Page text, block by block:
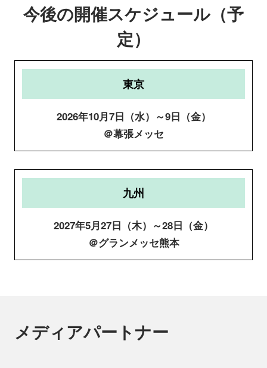
今後の開催スケジュール（予
定）
東京
2026年10月7日（水）～9日（金）
＠幕張メッセ
九州
2027年5月27日（木）～28日（金）
＠グランメッセ熊本
メディアパートナー